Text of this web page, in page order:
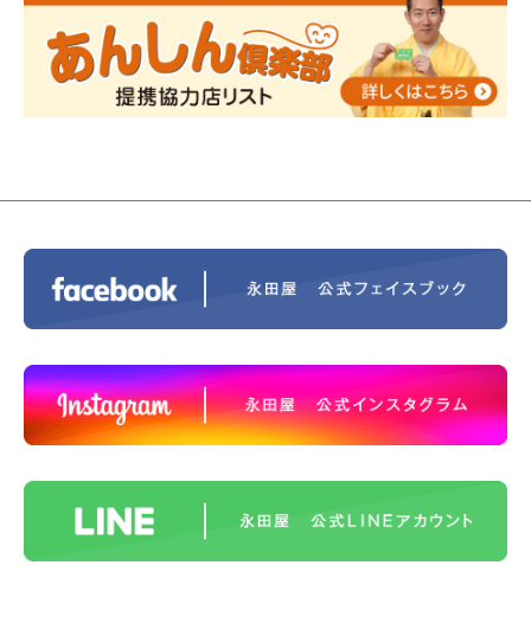
2023/12/16終活なるほど教室＠小さな家族葬ハウ
ス®上鶴間 エンディングノートを書いてみよう！
2023/11/29 永田屋創業110周年記念式典 レンブラ
ントホテル東京町田